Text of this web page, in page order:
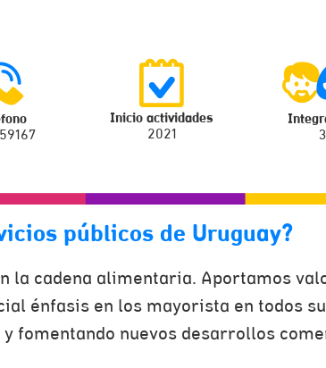
Inicio actividades
2021
3
públicos de Uruguay?
la cadena alimentaria. Aportamos
énfasis en los mayorista en todos
fomentando nuevos desarrollos